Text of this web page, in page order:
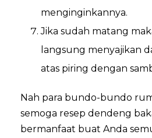
menginginkannya.
Jika sudah matang
langsung menyajikan
atas piring dengan
Nah para bundo-bundo
semoga resep dendeng
bermanfaat buat Anda